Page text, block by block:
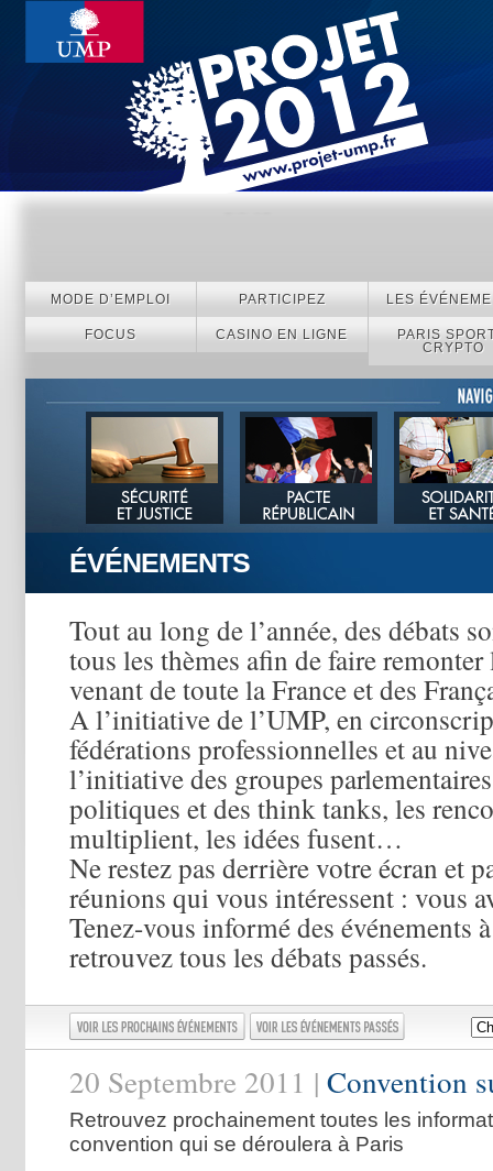
MODE D’EMPLOI PARTICIPEZ LES
FOCUS CASINO EN LIGNE
PARIS
CRYPTO
ÉVÉNEMENTS
Tout au long de l’année, des débats
tous les thèmes afin de faire
venant de toute la France et des
A l’initiative de l’UMP, en
fédérations professionnelles et au
l’initiative des groupes
politiques et des think tanks, les
multiplient, les idées fusent…
Ne restez pas derrière votre écran et
réunions qui vous intéressent : vous
Tenez-vous informé des événements
retrouvez tous les débats passés.
20 Septembre 2011 | Convention
Retrouvez prochainement toutes les
convention qui se déroulera à Paris